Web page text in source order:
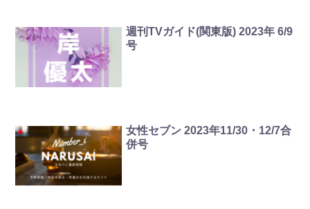
週刊TVガイド(関東版) 2023年 6/9
号
女性セブン 2023年11/30・12/7合
併号